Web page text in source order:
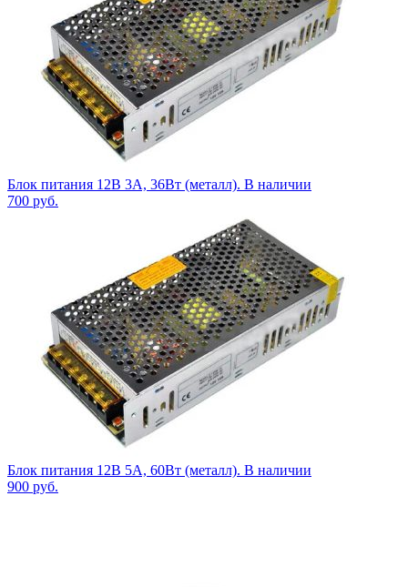
Блок питания 12В 3А, 36Вт (металл). В наличии
700 руб.
Блок питания 12В 5А, 60Вт (металл). В наличии
900 руб.